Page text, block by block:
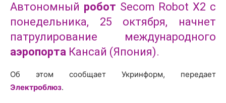
Автономный робот Secom Robot X2 с
понедельника, 25 октября, начнет
патрулирование международного
аэропорта Кансай (Япония).
Об этом сообщает Укринформ, передает
Электроблюз.